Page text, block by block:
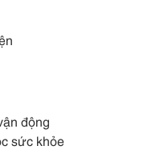
động
sức khỏe